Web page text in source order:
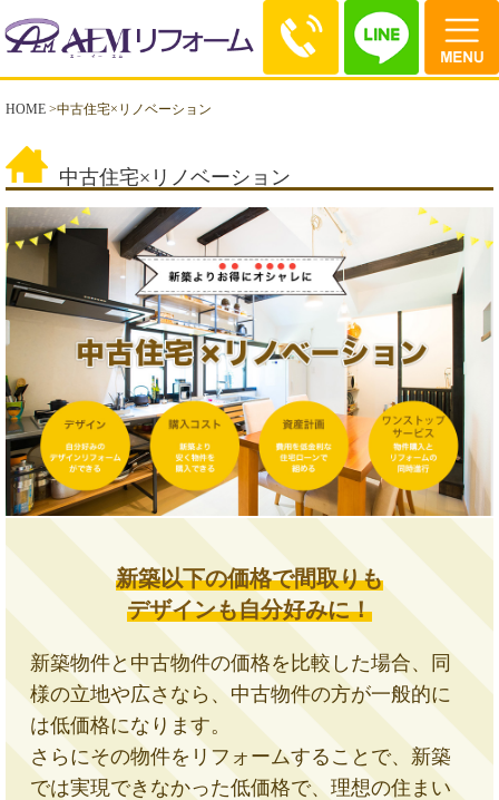
HOME >中古住宅×リノベーション
中古住宅×リノベーション
新築以下の価格で間取りも
デザインも自分好みに！
新築物件と中古物件の価格を比較した場合、同
様の立地や広さなら、中古物件の方が一般的に
は低価格になります。
さらにその物件をリフォームすることで、新築
では実現できなかった低価格で、理想の住まい